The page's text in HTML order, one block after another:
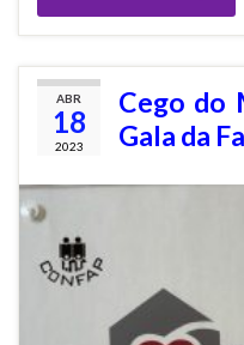
ABR
18
2023
Cego do
Gala da